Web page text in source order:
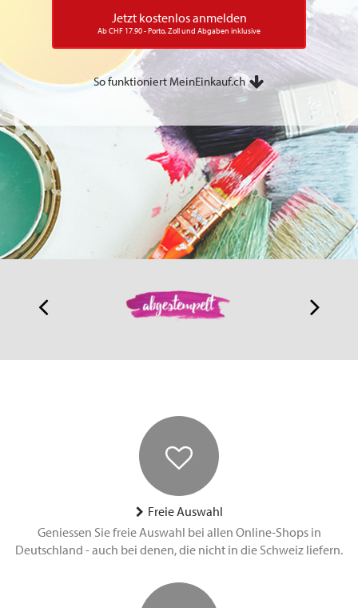
Jetzt kostenlos anmelden
Ab CHF 17.90 - Porto, Zoll und Abgaben inklusive
So funktioniert MeinEinkauf.ch
Freie Auswahl
Geniessen Sie freie Auswahl bei allen Online-Shops in
Deutschland - auch bei denen, die nicht in die Schweiz liefern.